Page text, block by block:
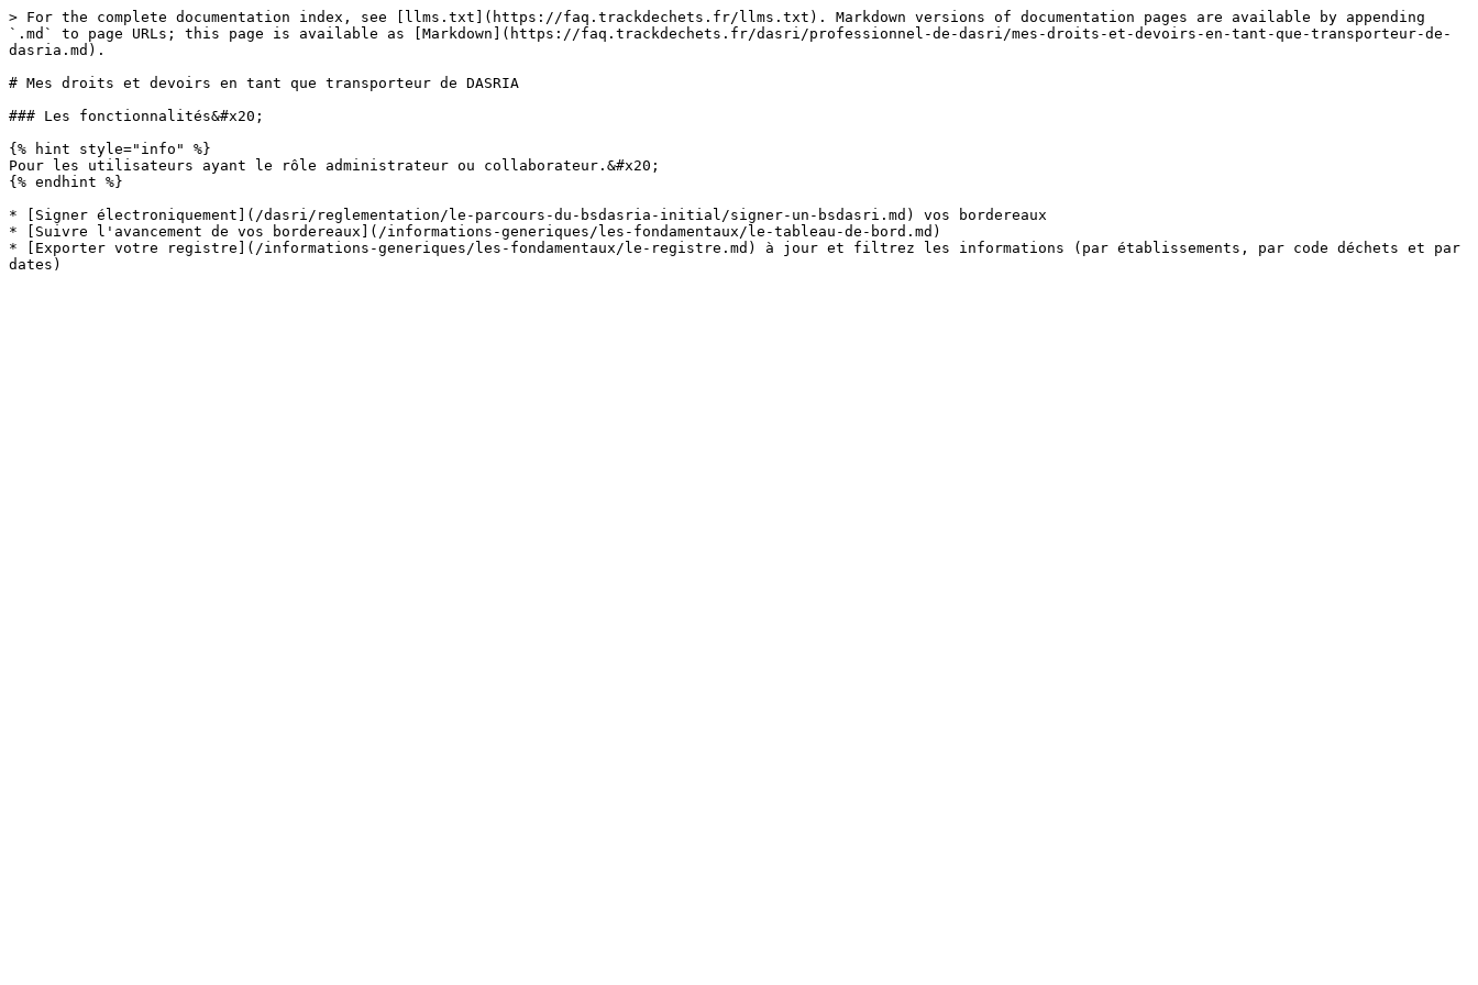
> For the complete documentation index, see [llms.txt](https://faq.trackdechets.fr/llms.txt). Markdown versions of documentation pages are available by appending
`.md` to page URLs; this page is available as [Markdown](https://faq.trackdechets.fr/dasri/professionnel-de-dasri/mes-droits-et-devoirs-en-tant-que-transporteur-de-
dasria.md).
# Mes droits et devoirs en tant que transporteur de DASRIA
### Les fonctionnalités&#x20;
{% hint style="info" %}
Pour les utilisateurs ayant le rôle administrateur ou collaborateur.&#x20;
{% endhint %}
* [Signer électroniquement](/dasri/reglementation/le-parcours-du-bsdasria-initial/signer-un-bsdasri.md) vos bordereaux
* [Suivre l'avancement de vos bordereaux](/informations-generiques/les-fondamentaux/le-tableau-de-bord.md)
* [Exporter votre registre](/informations-generiques/les-fondamentaux/le-registre.md) à jour et filtrez les informations (par établissements, par code déchets et par